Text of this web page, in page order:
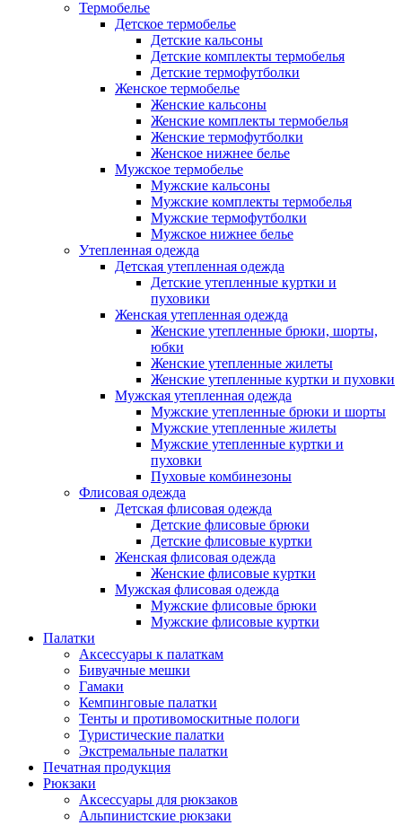
Термобелье
Детское термобелье
Детские кальсоны
Детские комплекты термобелья
Детские термофутболки
Женское термобелье
Женские кальсоны
Женские комплекты термобелья
Женские термофутболки
Женское нижнее белье
Мужское термобелье
Мужские кальсоны
Мужские комплекты термобелья
Мужские термофутболки
Мужское нижнее белье
Утепленная одежда
Детская утепленная одежда
Детские утепленные куртки и
пуховики
Женская утепленная одежда
Женские утепленные брюки, шорты,
юбки
Женские утепленные жилеты
Женские утепленные куртки и пуховки
Мужская утепленная одежда
Мужские утепленные брюки и шорты
Мужские утепленные жилеты
Мужские утепленные куртки и
пуховки
Пуховые комбинезоны
Флисовая одежда
Детская флисовая одежда
Детские флисовые брюки
Детские флисовые куртки
Женская флисовая одежда
Женские флисовые куртки
Мужская флисовая одежда
Мужские флисовые брюки
Мужские флисовые куртки
Палатки
Аксессуары к палаткам
Бивуачные мешки
Гамаки
Кемпинговые палатки
Тенты и противомоскитные пологи
Туристические палатки
Экстремальные палатки
Печатная продукция
Рюкзаки
Аксессуары для рюкзаков
Альпинистские рюкзаки